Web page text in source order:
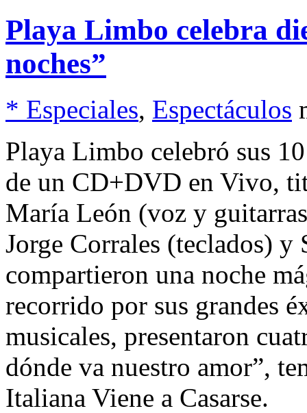
Playa Limbo celebra
noches”
* Especiales, Espectáculos
Playa Limbo celebró sus
de un CD+DVD en Vivo,
María León (voz y
Jorge Corrales (teclados) y
compartieron una noche
recorrido por sus grandes
musicales, presentaron
dónde va nuestro amor”,
Italiana Viene a Casarse.